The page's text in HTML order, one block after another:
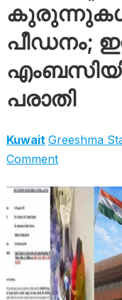
പീഡനം;
പരാതി
Kuwait Greeshma
Comment